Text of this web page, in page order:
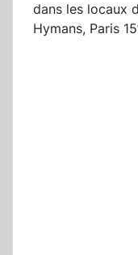
dans les locaux
Hymans, Paris 15